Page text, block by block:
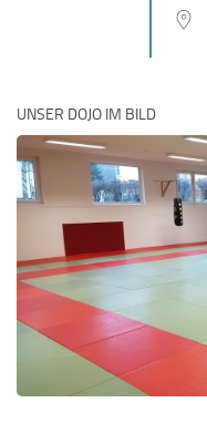
UNSER DOJO IM BILD